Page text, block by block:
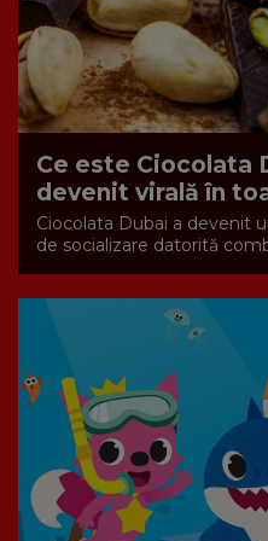
Ce este Ciocolata
devenit virală în
Ciocolata Dubai a devenit
de socializare datorită